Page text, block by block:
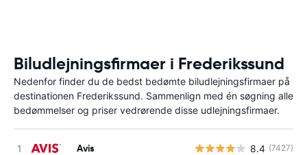
Biludlejningsfirmaer i Frederikssund
Nedenfor finder du de bedst bedømte biludlejningsfirmaer på
destinationen Frederikssund. Sammenlign med én søgning alle
bedømmelser og priser vedrørende disse udlejningsfirmaer.
Avis 8.4 (7427)